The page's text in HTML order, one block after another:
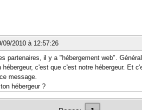
09/2010 à 12:57:26
partenaires, il y a "hébergement web".
hébergeur, c'est que c'est notre hébergeur. Et
message.
hébergeur ?